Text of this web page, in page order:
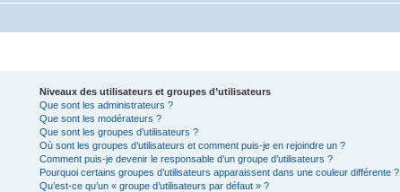
Niveaux des utilisateurs et groupes d’utilisateurs
Que sont les administrateurs ?
Que sont les modérateurs ?
Que sont les groupes d’utilisateurs ?
Où sont les groupes d’utilisateurs et comment puis-je en rejoindre un ?
Comment puis-je devenir le responsable d’un groupe d’utilisateurs ?
Pourquoi certains groupes d’utilisateurs apparaissent dans une couleur différente ?
Qu’est-ce qu’un « groupe d’utilisateurs par défaut » ?